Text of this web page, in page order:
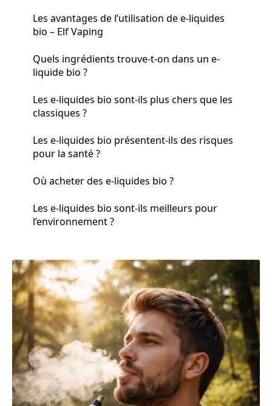
Les avantages de l’utilisation de e-liquides
bio – Elf Vaping
Quels ingrédients trouve-t-on dans un e-
liquide bio ?
Les e-liquides bio sont-ils plus chers que les
classiques ?
Les e-liquides bio présentent-ils des risques
pour la santé ?
Où acheter des e-liquides bio ?
Les e-liquides bio sont-ils meilleurs pour
l’environnement ?